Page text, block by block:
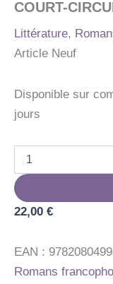
COURT-
Littérature,
Article Neuf
Disponible sur
jours
COURT-
CIRCUIT
22,00 €
EAN :
Romans